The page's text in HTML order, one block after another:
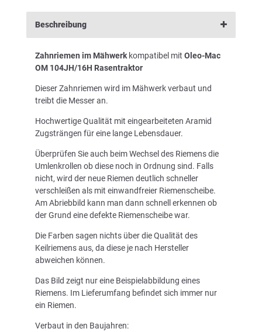
Beschreibung
Zahnriemen im Mähwerk kompatibel mit Oleo-Mac
OM 104JH/16H Rasentraktor
Dieser Zahnriemen wird im Mähwerk verbaut und
treibt die Messer an.
Hochwertige Qualität mit eingearbeiteten Aramid
Zugsträngen für eine lange Lebensdauer.
Überprüfen Sie auch beim Wechsel des Riemens die
Umlenkrollen ob diese noch in Ordnung sind. Falls
nicht, wird der neue Riemen deutlich schneller
verschleißen als mit einwandfreier Riemenscheibe.
Am Abriebbild kann man dann schnell erkennen ob
der Grund eine defekte Riemenscheibe war.
Die Farben sagen nichts über die Qualität des
Keilriemens aus, da diese je nach Hersteller
abweichen können.
Das Bild zeigt nur eine Beispielabbildung eines
Riemens. Im Lieferumfang befindet sich immer nur
ein Riemen.
Verbaut in den Baujahren: